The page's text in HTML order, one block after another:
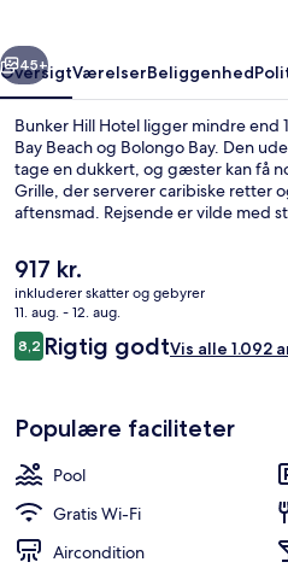
Næste
45+
OversigtVærelserBeliggenhed
Bunker Hill Hotel ligger mindre end
Bay Beach og Bolongo Bay. Den
tage en dukkert, og gæster kan få
Grille, der serverer caribiske retter
aftensmad. Rejsende er vilde med
Den
nuværende
pris
er
917 kr.
917 kr.
inkluderer skatter og gebyrer
11. aug. - 12. aug.
Anmeldelser
8,28,2 ud af 10.
Rigtig godtVis alle 1.092
Populære faciliteter
Pool
Gratis Wi-Fi
Aircondition